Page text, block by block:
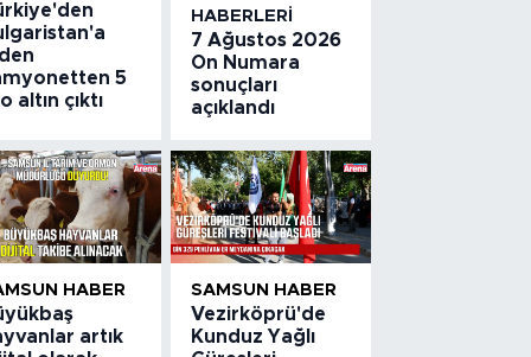
5
altın çıktı
HABERLERI
7 Ağustos 2026
On Numara
sonuçları
açıklandı
HABER
artık
SAMSUN HABER
Vezirköprü'de
Kunduz Yağlı